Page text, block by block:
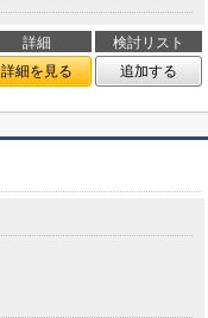
詳細
検討リスト
詳細を見る 追加する